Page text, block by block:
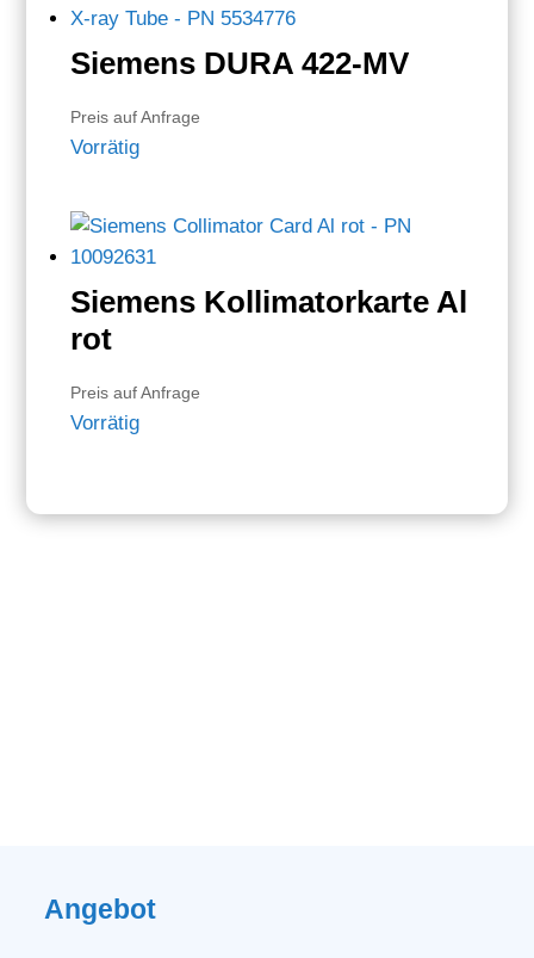
Siemens DURA 422-MV
Preis auf Anfrage
Vorrätig
Siemens Kollimatorkarte Al
rot
Preis auf Anfrage
Vorrätig
Angebot